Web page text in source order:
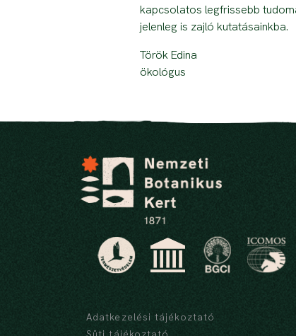
kapcsolatos legfrissebb
jelenleg is zajló kutatásainkba.
Török Edina
ökológus
Adatkezelési tájékoztató